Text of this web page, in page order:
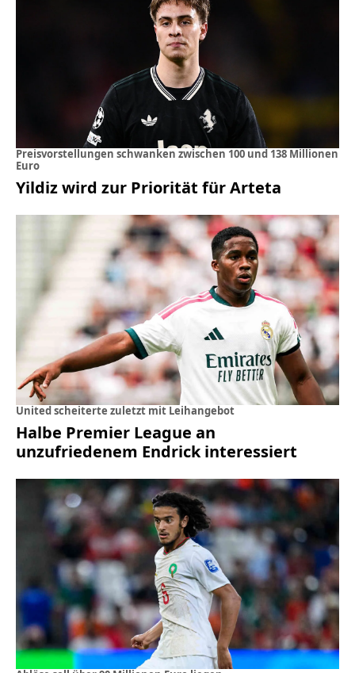
Preisvorstellungen schwanken zwischen 100 und 138 Millionen
Euro
Yildiz wird zur Priorität für Arteta
United scheiterte zuletzt mit Leihangebot
Halbe Premier League an
unzufriedenem Endrick interessiert